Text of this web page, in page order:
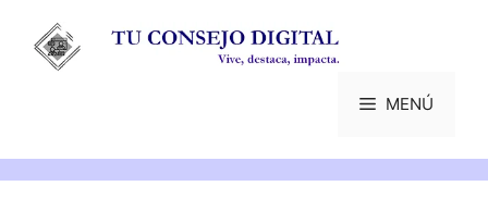
contenido
MENÚ